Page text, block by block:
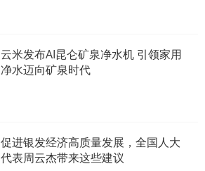
云米发布AI昆仑矿泉净水机 引领家用
净水迈向矿泉时代
促进银发经济高质量发展，全国人大
代表周云杰带来这些建议